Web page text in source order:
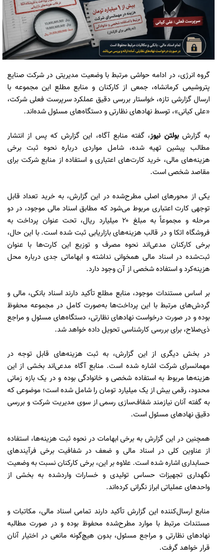
گروه انرژی، در ادامه حواشی مرتبط با وضعیت مدیریتی در شرکت صنایع
پتروشیمی کرمانشاه، جمعی از کارکنان و منابع مطلع این مجموعه با
ارسال گزارشی تازه، خواستار بررسی دقیق عملکرد سرپرست فعلی شرکت،
«علی کیانی»، توسط نهادهای نظارتی و دستگاه‌های مسئول شده‌اند.
به گزارشبولتن نیوز، گفته منابع آگاه، این گزارش که پس از انتشار
مطالب پیشین تهیه شده، شامل مواردی درباره نحوه ثبت برخی
هزینه‌های مالی، خرید کارت‌های اعتباری و استفاده از منابع شرکت برای
مقاصد شخصی است.
یکی از محورهای اصلی مطرح‌شده در این گزارش، به خرید تعداد قابل
توجهی کارت اعتباری مربوط می‌شود که مطابق اسناد مالی موجود، در دو
مرحله و مجموعاً به مبلغ ۲۰ میلیارد ریال، تحت عنوان پرداخت به
فروشگاه اتکا و در قالب هزینه‌های بازاریابی ثبت شده است. با این حال،
برخی کارکنان مدعی‌اند نحوه مصرف و توزیع این کارت‌ها با عنوان
ثبت‌شده در اسناد مالی همخوانی نداشته و ابهاماتی جدی درباره محل
هزینه‌کرد و استفاده شخصی از آن وجود دارد.
بر اساس مستندات موجود، منابع مطلع تأکید دارند اسناد بانکی، مالی و
گردش‌های مرتبط با این پرداخت‌ها به‌صورت کامل در مجموعه محفوظ
بوده و در صورت درخواست نهادهای نظارتی، دستگاه‌های مسئول و مراجع
ذی‌صلاح، برای بررسی کارشناسی تحویل داده خواهد شد.
در بخش دیگری از این گزارش، به ثبت هزینه‌های قابل توجه در
مهمانسرای شرکت اشاره شده است. منابع آگاه مدعی‌اند بخشی از این
هزینه‌ها مربوط به استفاده شخصی و خانوادگی بوده و در یک بازه زمانی
محدود، رقمی بیش از یک میلیارد تومان را شامل شده است؛ موضوعی که
به گفته آنان نیازمند شفاف‌سازی رسمی از سوی مدیریت شرکت و بررسی
دقیق نهادهای مسئول است.
همچنین در این گزارش به برخی ابهامات در نحوه ثبت هزینه‌ها، استفاده
از عناوین کلی در اسناد مالی و ضعف در شفافیت برخی فرآیندهای
حسابداری اشاره شده است. علاوه بر این، برخی کارکنان نسبت به وضعیت
نگهداری تجهیزات حساس تولیدی و خسارات واردشده به بخشی از
واحدهای عملیاتی ابراز نگرانی کرده‌اند.
منابع ارسال‌کننده این گزارش تأکید دارند تمامی اسناد مالی، مکاتبات و
مستندات مرتبط با موارد مطرح‌شده محفوظ بوده و در صورت مطالبه
نهادهای نظارتی و مراجع مسئول، بدون هیچ‌گونه مانعی در اختیار آنان
قرار خواهد گرفت.